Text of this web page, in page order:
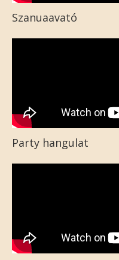
Szanuaavató
Party hangulat